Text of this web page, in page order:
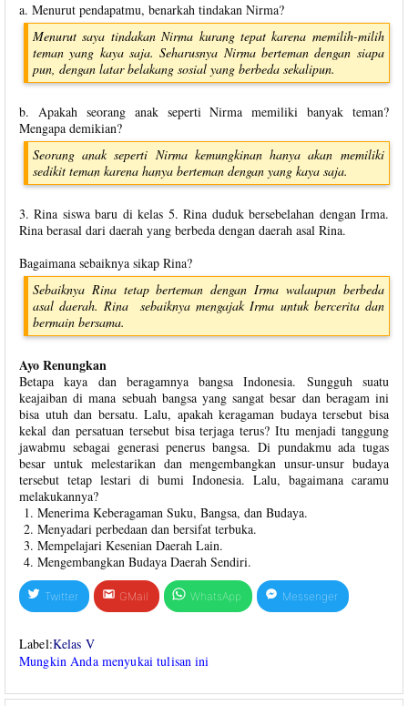
a. Menurut pendapatmu, benarkah tindakan Nirma?
Menurut saya tindakan Nirma kurang tepat karena memilih-milih
teman yang kaya saja. Seharusnya Nirma berteman dengan siapa
pun, dengan latar belakang sosial yang berbeda sekalipun.
b. Apakah seorang anak seperti Nirma memiliki banyak teman?
Mengapa demikian?
Seorang anak seperti Nirma kemungkinan hanya akan memiliki
sedikit teman karena hanya berteman dengan yang kaya saja.
3. Rina siswa baru di kelas 5. Rina duduk bersebelahan dengan Irma.
Rina berasal dari daerah yang berbeda dengan daerah asal Rina.
Bagaimana sebaiknya sikap Rina?
Sebaiknya Rina tetap berteman dengan Irma walaupun berbeda
asal daerah. Rina sebaiknya mengajak Irma untuk bercerita dan
bermain bersama.
Ayo Renungkan
Betapa kaya dan beragamnya bangsa Indonesia. Sungguh suatu
keajaiban di mana sebuah bangsa yang sangat besar dan beragam ini
bisa utuh dan bersatu. Lalu, apakah keragaman budaya tersebut bisa
kekal dan persatuan tersebut bisa terjaga terus? Itu menjadi tanggung
jawabmu sebagai generasi penerus bangsa. Di pundakmu ada tugas
besar untuk melestarikan dan mengembangkan unsur-unsur budaya
tersebut tetap lestari di bumi Indonesia. Lalu, bagaimana caramu
melakukannya?
Menerima Keberagaman Suku, Bangsa, dan Budaya.
Menyadari perbedaan dan bersifat terbuka.
Mempelajari Kesenian Daerah Lain.
Mengembangkan Budaya Daerah Sendiri.
Twitter GMail WhatsApp Messenger
Label:Kelas V
Mungkin Anda menyukai tulisan ini